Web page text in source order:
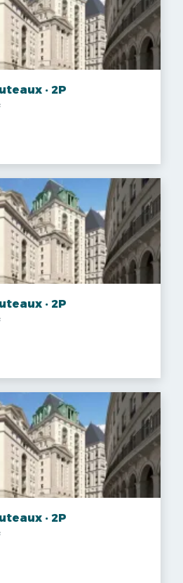
· 2P
· 2P
· 2P